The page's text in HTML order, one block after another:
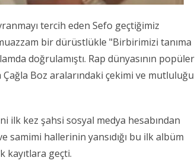
tercih eden Sefo geçtiğimiz
bir dürüstlükle "Birbirimizi tanıma
doğrulamıştı. Rap dünyasının popüler
Çağla Boz aralarındaki çekimi ve mutluluğu
ilk kez şahsi sosyal medya hesabından
samimi hallerinin yansıdığı bu ilk albüm
kayıtlara geçti.